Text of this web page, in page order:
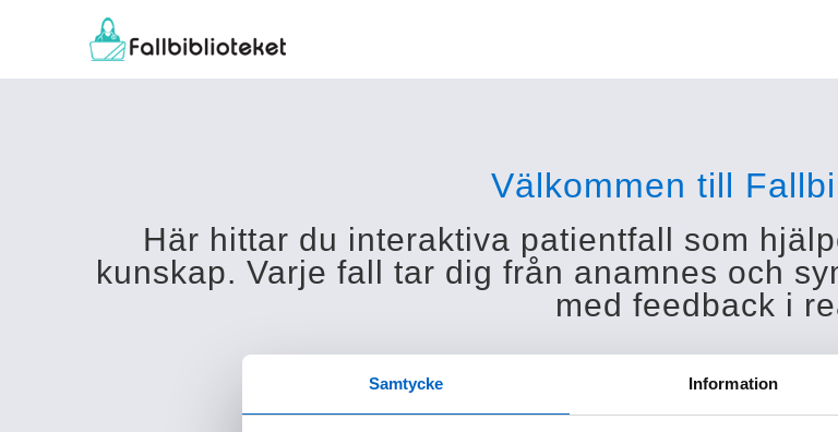
Samtycke Information
Välkommen till
Här hittar du interaktiva patientfall som
kunskap. Varje fall tar dig från anamnes och
med feedback i
Logga ineller och få tillgång till